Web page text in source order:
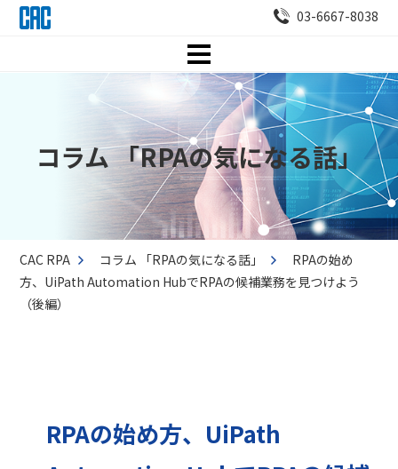
03-6667-8038
コラム 「RPAの気になる話」
CAC RPA コラム 「RPAの気になる話」
RPAの始め
方、UiPath Automation HubでRPAの候補業務を見つけよう
（後編）
RPAの始め方、UiPath